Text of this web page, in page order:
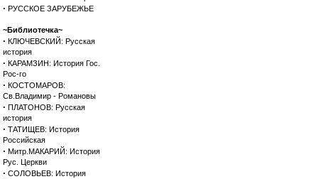
· РУССКОЕ ЗАРУБЕЖЬЕ
~Библиотечка~
· КЛЮЧЕВСКИЙ: Русская
история
· КАРАМЗИН: История Гос.
Рос-го
· КОСТОМАРОВ:
Св.Владимир - Романовы
· ПЛАТОНОВ: Русская
история
· ТАТИЩЕВ: История
Российская
· Митр.МАКАРИЙ: История
Рус. Церкви
· СОЛОВЬЕВ: История